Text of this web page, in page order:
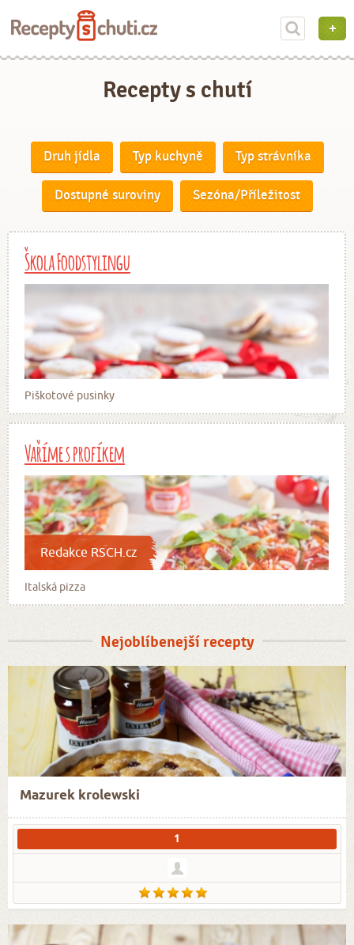
Recepty s chutí
Druh jídla Typ kuchyně Typ strávníka
Dostupné suroviny Sezóna/Příležitost
Škola Foodstylingu
Piškotové pusinky
Vaříme s profíkem
Redakce RSCH.cz
Italská pizza
Nejoblíbenejší recepty
Mazurek krolewski
1